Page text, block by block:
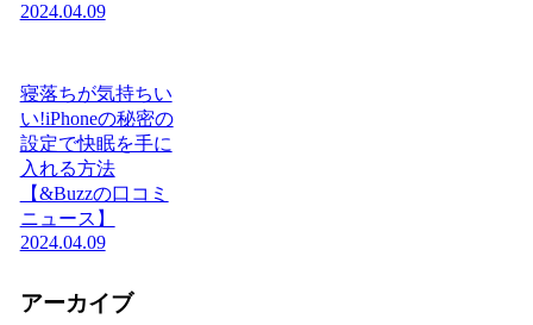
2024.04.09
寝落ちが気持ちい
い!iPhoneの秘密の
設定で快眠を手に
入れる方法
【&Buzzの口コミ
ニュース】
2024.04.09
アーカイブ